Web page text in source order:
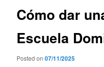
Cómo dar
Escuela
Posted on07/11/2025